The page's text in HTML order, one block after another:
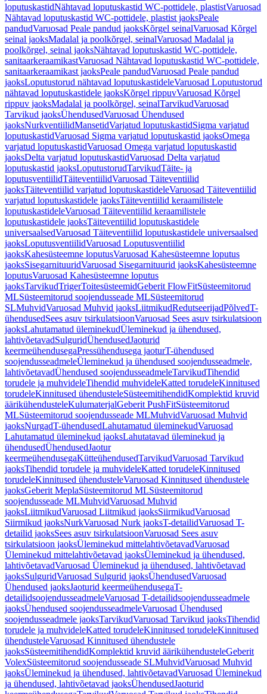
loputuskastidNähtavad loputuskastid WC-pottidele, plastistVaruosad
Nähtavad loputuskastid WC-pottidele, plastist jaoksPeale
pandudVaruosad Peale pandud jaoksKõrgel seinalVaruosad Kõrgel
seinal jaoksMadalal ja poolkõrgel, seinalVaruosad Madalal ja
poolkõrgel, seinal jaoksNähtavad loputuskastid WC-pottidele,
sanitaarkeraamikastVaruosad Nähtavad loputuskastid WC-pottidele,
sanitaarkeraamikast jaoksPeale pandudVaruosad Peale pandud
jaoksLoputustorud nähtavad loputuskastideleVaruosad Loputustorud
nähtavad loputuskastidele jaoksKõrgel rippuvVaruosad Kõrgel
rippuv jaoksMadalal ja poolkõrgel, seinalTarvikudVaruosad
Tarvikud jaoksÜhendusedVaruosad Ühendused
jaoksNurkventiilidMansetidVarjatud loputuskastidSigma varjatud
loputuskastidVaruosad Sigma varjatud loputuskastid jaoksOmega
varjatud loputuskastidVaruosad Omega varjatud loputuskastid
jaoksDelta varjatud loputuskastidVaruosad Delta varjatud
loputuskastid jaoksLoputustorudTarvikudTäite- ja
loputusventiilidTäiteventiilidVaruosad Täiteventiilid
jaoksTäiteventiilid varjatud loputuskastideleVaruosad Täiteventiilid
varjatud loputuskastidele jaoksTäiteventiilid keraamilistele
loputuskastideleVaruosad Täiteventiilid keraamilistele
loputuskastidele jaoksTäiteventiilid loputuskastidele
universaalsedVaruosad Täiteventiilid loputuskastidele universaalsed
jaoksLoputusventiilidVaruosad Loputusventiilid
jaoksKahesüsteemne loputusVaruosad Kahesüsteemne loputus
jaoksSisegarnituuridVaruosad Sisegarnituurid jaoksKahesüsteemne
loputusVaruosad Kahesüsteemne loputus
jaoksTarvikudTrigerToitesüsteemidGeberit FlowFitSüsteemitorud
MLSüsteemitorud soojendusseade MLSüsteemitorud
SLMuhvidVaruosad Muhvid jaoksLiitmikudRedutseerijadPõlvedT-
ühendusedSees asuv tsirkulatsioonVaruosad Sees asuv tsirkulatsioon
jaoksLahutamatud üleminekudÜleminekud ja ühendused,
lahtivõetavadSulguridÜhendusedJaoturid
keermeühendusegaPressühendusega jaoturT-ühendused
soojendusseadmeleÜleminekud ja ühendused soojendusseadmele,
lahtivõetavadÜhendused soojendusseadmeleTarvikudTihendid
torudele ja muhvideleTihendid muhvideleKatted torudeleKinnitused
torudeleKinnitused ühendusteleSüsteemitihendidKomplektid kruvid
äärikühendusteleKulumaterjalGeberit PushFitSüsteemitorud
MLSüsteemitorud soojendusseade MLMuhvidVaruosad Muhvid
jaoksNurgadT-ühendusedLahutamatud üleminekudVaruosad
Lahutamatud üleminekud jaoksLahutatavad üleminekud ja
ühendusedÜhendusedJaotur
keermeühendusegaKütteühendusedTarvikudVaruosad Tarvikud
jaoksTihendid torudele ja muhvideleKatted torudeleKinnitused
torudeleKinnitused ühendusteleVaruosad Kinnitused ühendustele
jaoksGeberit MeplaSüsteemitorud MLSüsteemitorud
soojendusseade MLMuhvidVaruosad Muhvid
jaoksLiitmikudVaruosad Liitmikud jaoksSiirmikudVaruosad
Siirmikud jaoksNurkVaruosad Nurk jaoksT-detailidVaruosad T-
detailid jaoksSees asuv tsirkulatsioonVaruosad Sees asuv
tsirkulatsioon jaoksÜleminekud mittelahtivõetavadVaruosad
Üleminekud mittelahtivõetavad jaoksÜleminekud ja ühendused,
lahtivõetavadVaruosad Üleminekud ja ühendused, lahtivõetavad
jaoksSulguridVaruosad Sulgurid jaoksÜhendusedVaruosad
Ühendused jaoksJaoturid keermeühendusegaT-
detailidsoojendusseadmeleVaruosad T-detailidsoojendusseadmele
jaoksÜhendused soojendusseadmeleVaruosad Ühendused
soojendusseadmele jaoksTarvikudVaruosad Tarvikud jaoksTihendid
torudele ja muhvideleKatted torudeleKinnitused torudeleKinnitused
ühendusteleVaruosad Kinnitused ühendustele
jaoksSüsteemitihendidKomplektid kruvid äärikühendusteleGeberit
VolexSüsteemitorud soojendusseade SLMuhvidVaruosad Muhvid
jaoksÜleminekud ja ühendused, lahtivõetavadVaruosad Üleminekud
ja ühendused, lahtivõetavad jaoksÜhendusedJaoturid